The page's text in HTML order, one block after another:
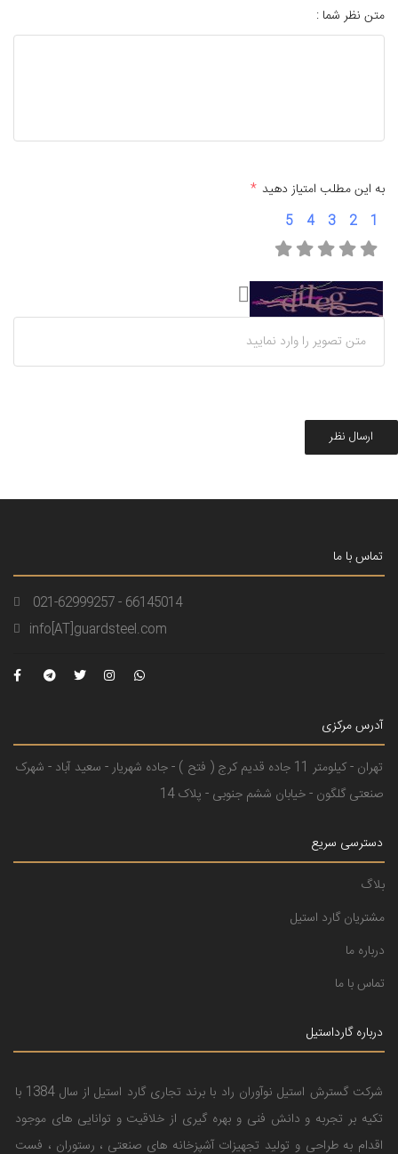
متن نظر شما :
به این مطلب امتیاز دهید *
1
2
3
4
5
ارسال نظر
تماس با ما
021-62999257 - 66145014
info[AT]guardsteel.com
آدرس مرکزی
تهران - کیلومتر 11 جاده قدیم کرج ( فتح ) - جاده شهریار - سعید آباد - شهرک
صنعتی گلگون - خیابان ششم جنوبی - پلاک 14
دسترسی سریع
بلاگ
مشتریان گارد استیل
درباره ما
تماس با ما
درباره گارداستیل
شرکت گسترش استیل نوآوران راد با برند تجاری گارد استیل از سال 1384 با
تکیه بر تجربه و دانش فنی و بهره گیری از خلاقیت و توانایی های موجود
اقدام به طراحی و تولید تجهیزات آشپزخانه های صنعتی ، رستوران ، فست